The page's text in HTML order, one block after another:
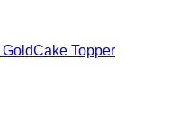
Cake Topper